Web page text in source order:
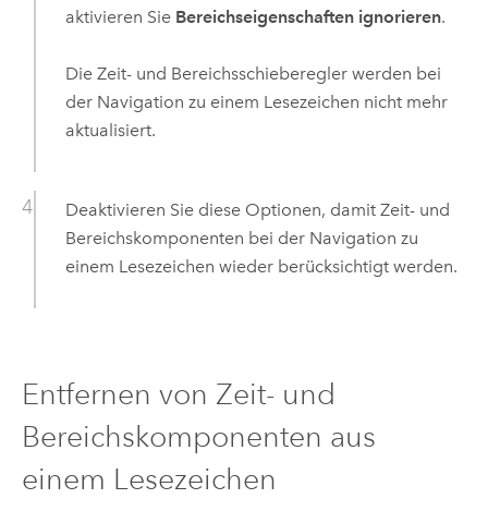
aktivieren Sie Bereichseigenschaften ignorieren.
Die Zeit- und Bereichsschieberegler werden bei
der Navigation zu einem Lesezeichen nicht mehr
aktualisiert.
Deaktivieren Sie diese Optionen, damit Zeit- und
Bereichskomponenten bei der Navigation zu
einem Lesezeichen wieder berücksichtigt werden.
Entfernen von Zeit- und
Bereichskomponenten aus
einem Lesezeichen